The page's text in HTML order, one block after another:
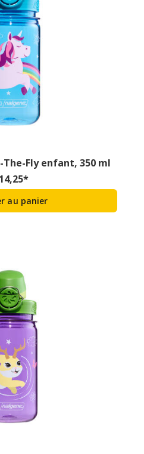
The-Fly enfant, 350 ml
14,25*
au panier